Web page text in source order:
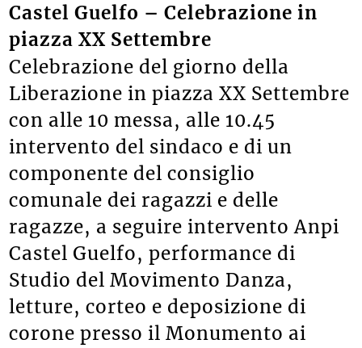
Castel Guelfo – Celebrazione in
piazza XX Settembre
Celebrazione del giorno della
Liberazione in piazza XX Settembre
con alle 10 messa, alle 10.45
intervento del sindaco e di un
componente del consiglio
comunale dei ragazzi e delle
ragazze, a seguire intervento Anpi
Castel Guelfo, performance di
Studio del Movimento Danza,
letture, corteo e deposizione di
corone presso il Monumento ai